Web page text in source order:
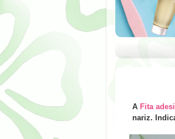
A Fita
nariz.